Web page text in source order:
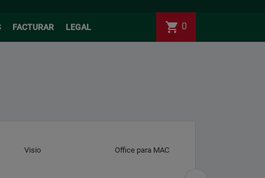
shopping_cart 0
FACTURAR LEGAL
Visio Office para MAC